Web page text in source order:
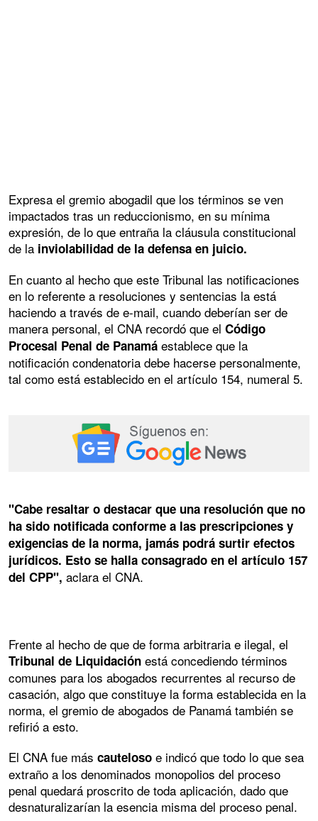
Expresa el gremio abogadil que los términos se ven
impactados tras un reduccionismo, en su mínima
expresión, de lo que entraña la cláusula constitucional
de la inviolabilidad de la defensa en juicio.
En cuanto al hecho que este Tribunal las notificaciones
en lo referente a resoluciones y sentencias la está
haciendo a través de e-mail, cuando deberían ser de
manera personal, el CNA recordó que el Código
Procesal Penal de Panamá establece que la
notificación condenatoria debe hacerse personalmente,
tal como está establecido en el artículo 154, numeral 5.
"Cabe resaltar o destacar que una resolución que no
ha sido notificada conforme a las prescripciones y
exigencias de la norma, jamás podrá surtir efectos
jurídicos. Esto se halla consagrado en el artículo 157
del CPP", aclara el CNA.
Frente al hecho de que de forma arbitraria e ilegal, el
Tribunal de Liquidación está concediendo términos
comunes para los abogados recurrentes al recurso de
casación, algo que constituye la forma establecida en la
norma, el gremio de abogados de Panamá también se
refirió a esto.
El CNA fue más cauteloso e indicó que todo lo que sea
extraño a los denominados monopolios del proceso
penal quedará proscrito de toda aplicación, dado que
desnaturalizarían la esencia misma del proceso penal.